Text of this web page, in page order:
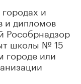
и
и дипломов
Рособрнадзор
школы № 15
городе или